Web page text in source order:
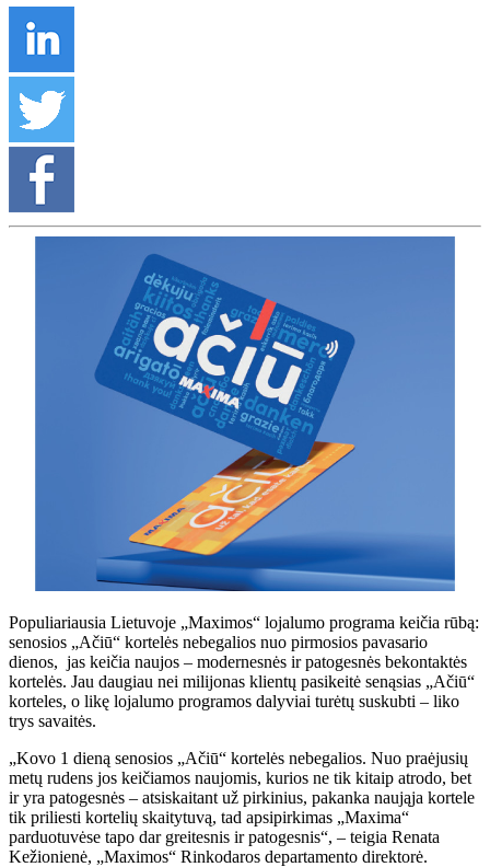
Populiariausia Lietuvoje „Maximos“ lojalumo programa keičia rūbą:
senosios „Ačiū“ kortelės nebegalios nuo pirmosios pavasario
dienos, jas keičia naujos – modernesnės ir patogesnės bekontaktės
kortelės. Jau daugiau nei milijonas klientų pasikeitė senąsias „Ačiū“
korteles, o likę lojalumo programos dalyviai turėtų suskubti – liko
trys savaitės.
„Kovo 1 dieną senosios „Ačiū“ kortelės nebegalios. Nuo praėjusių
metų rudens jos keičiamos naujomis, kurios ne tik kitaip atrodo, bet
ir yra patogesnės – atsiskaitant už pirkinius, pakanka naująja kortele
tik priliesti kortelių skaitytuvą, tad apsipirkimas „Maxima“
parduotuvėse tapo dar greitesnis ir patogesnis“, – teigia Renata
Kežionienė, „Maximos“ Rinkodaros departamento direktorė.